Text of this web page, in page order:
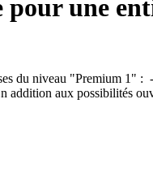
une
du niveau "Premium 1" :
addition aux possibilités